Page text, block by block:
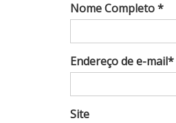
Nome Completo *
Endereço de e-mail*
Site